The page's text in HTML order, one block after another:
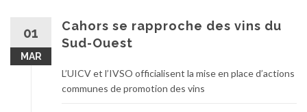
01
MAR
Cahors se rapproche des vins du
Sud-Ouest
L’UICV et l’IVSO officialisent la mise en place d’actions
communes de promotion des vins